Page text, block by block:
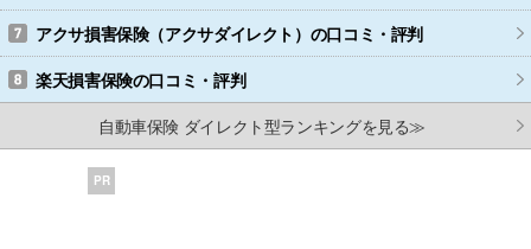
アクサ損害保険（アクサダイレクト） の口コミ・評判
楽天損害保険の口コミ・評判
自動車保険 ダイレクト型ランキングを見る≫
PR